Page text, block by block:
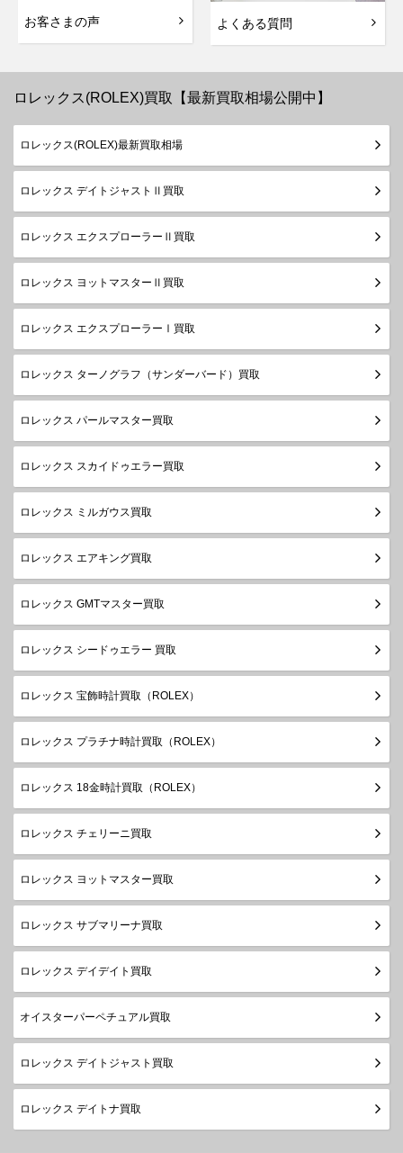
お客さまの声 よくある質問
ロレックス(ROLEX)買取【最新買取相場公開中】
ロレックス(ROLEX)最新買取相場
ロレックス デイトジャストⅡ買取
ロレックス エクスプローラーⅡ買取
ロレックス ヨットマスターⅡ買取
ロレックス エクスプローラーⅠ買取
ロレックス ターノグラフ（サンダーバード）買取
ロレックス パールマスター買取
ロレックス スカイドゥエラー買取
ロレックス ミルガウス買取
ロレックス エアキング買取
ロレックス GMTマスター買取
ロレックス シードゥエラー 買取
ロレックス 宝飾時計買取（ROLEX）
ロレックス プラチナ時計買取（ROLEX）
ロレックス 18金時計買取（ROLEX）
ロレックス チェリーニ買取
ロレックス ヨットマスター買取
ロレックス サブマリーナ買取
ロレックス デイデイト買取
オイスターパーペチュアル買取
ロレックス デイトジャスト買取
ロレックス デイトナ買取